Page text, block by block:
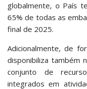
globalmente, o País
65% de todas as
final de 2025.
Adicionalmente, de
disponibiliza também
conjunto de
integrados em